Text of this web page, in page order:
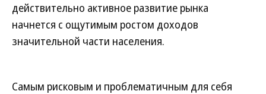
действительно активное развитие рынка
начнется с ощутимым ростом доходов
значительной части населения.
Самым рисковым и проблематичным для себя